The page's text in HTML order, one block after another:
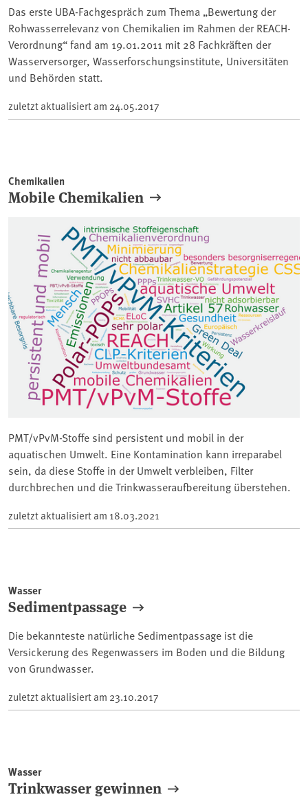
Das erste UBA-Fachgespräch zum Thema „Bewertung der
Rohwasserrelevanz von Chemikalien im Rahmen der REACH-
Verordnung“ fand am 19.01.2011 mit 28 Fachkräften der
Wasserversorger, Wasserforschungsinstitute, Universitäten
und Behörden statt.
zuletzt aktualisiert am 24.05.2017
Chemikalien
Mobile Chemikalien
PMT/vPvM-Stoffe sind persistent und mobil in der
aquatischen Umwelt. Eine Kontamination kann irreparabel
sein, da diese Stoffe in der Umwelt verbleiben, Filter
durchbrechen und die Trinkwasseraufbereitung überstehen.
zuletzt aktualisiert am 18.03.2021
Wasser
Sedimentpassage
Die bekannteste natürliche Sedimentpassage ist die
Versickerung des Regenwassers im Boden und die Bildung
von Grundwasser.
zuletzt aktualisiert am 23.10.2017
Wasser
Trinkwasser gewinnen